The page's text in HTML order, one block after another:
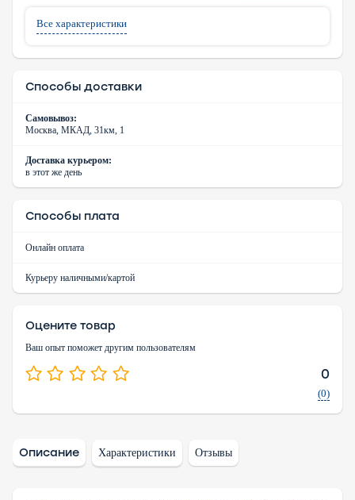
Все характеристики
Способы доставки
Самовывоз:
Москва, МКАД, 31км, 1
Доставка курьером:
в этот же день
Способы плата
Онлайн оплата
Курьеру наличными/картой
Оцените товар
Ваш опыт поможет другим пользователям
0
(0)
Описание Характеристики Отзывы